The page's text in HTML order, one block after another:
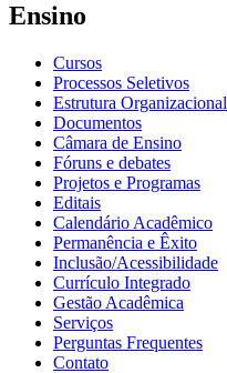
Ensino
Cursos
Processos Seletivos
Estrutura Organizacional
Documentos
Câmara de Ensino
Fóruns e debates
Projetos e Programas
Editais
Calendário Acadêmico
Permanência e Êxito
Inclusão/Acessibilidade
Currículo Integrado
Gestão Acadêmica
Serviços
Perguntas Frequentes
Contato